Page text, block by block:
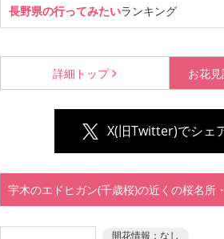
長野県の行ってみたいランキング
詳細 トップ お花
X(旧Twitter)でシェ
宇木のエドヒガン(千歳桜)の近くの桜名所
開花情報： なし